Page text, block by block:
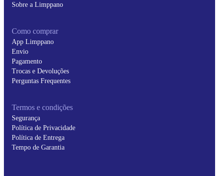
Sobre a Limppano
Como comprar
App Limppano
Envio
Pagamento
Trocas e Devoluções
Perguntas Frequentes
Termos e condições
Segurança
Política de Privacidade
Política de Entrega
Tempo de Garantia